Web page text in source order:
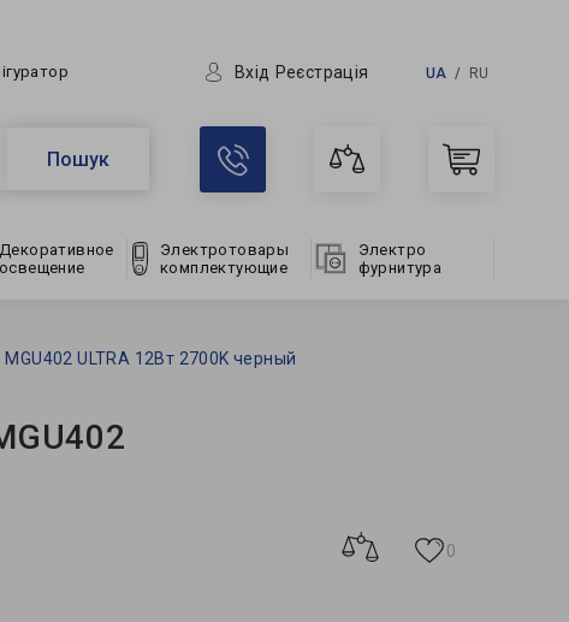
Вхід Реєстрація UA RU
Пошук
Декоративное
освещение
Электротовары
комплектующие
Электро
фурнитура
ULTRA 12Вт 2700K черный
0